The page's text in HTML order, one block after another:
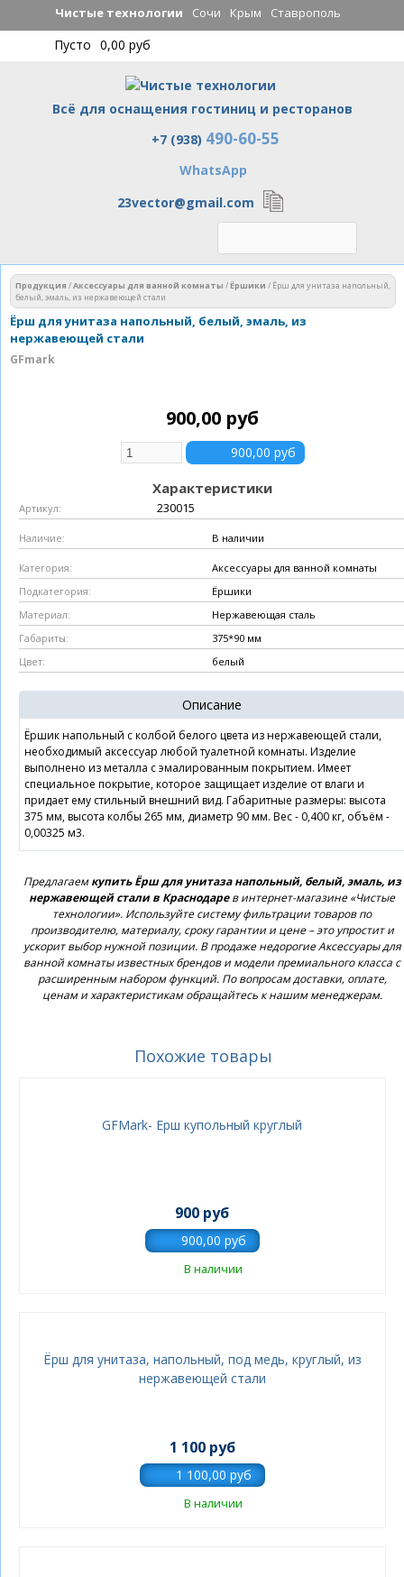
Перейти к
основному
содержанию
Чистые технологии Сочи Крым Ставрополь
Пусто 0,00 руб
Всё для оснащения гостиниц и ресторанов
Чистые технологии
+7 (938) 490-60-55
WhatsApp
23vector@gmail.com
Вы здесь
Продукция /Аксессуары для ванной комнаты /Ёршики / Ёрш для унитаза напольный,
белый, эмаль, из нержавеющей стали
Ёрш для унитаза напольный, белый, эмаль, из
нержавеющей стали
GFmark
900,00 руб
Характеристики
Артикул: 230015
Наличие: В наличии
Категория: Аксессуары для ванной комнаты
Подкатегория: Ёршики
Материал: Нержавеющая сталь
Габариты: 375*90 мм
Цвет: белый
Описание
Ёршик напольный с колбой белого цвета из нержавеющей стали,
необходимый аксессуар любой туалетной комнаты. Изделие
выполнено из металла с эмалированным покрытием. Имеет
специальное покрытие, которое защищает изделие от влаги и
придает ему стильный внешний вид. Габаритные размеры: высота
375 мм, высота колбы 265 мм, диаметр 90 мм. Вес - 0,400 кг, объём -
0,00325 м3.
Предлагаемкупить Ёрш для унитаза напольный, белый, эмаль, из
нержавеющей стали в Краснодарев интернет-магазине «Чистые
технологии». Используйте систему фильтрации товаров по
производителю, материалу, сроку гарантии и цене – это упростит и
ускорит выбор нужной позиции. В продаже недорогие Аксессуары для
ванной комнаты известных брендов и модели премиального класса с
расширенным набором функций. По вопросам доставки, оплате,
ценам и характеристикам обращайтесь к нашим менеджерам.
Похожие товары
GFMark- Ерш купольный круглый
900 руб
В наличии
Ёрш для унитаза, напольный, под медь, круглый, из
нержавеющей стали
1 100 руб
В наличии